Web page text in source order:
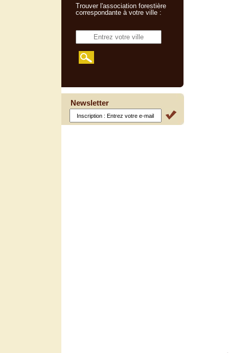
Trouver l'association forestière
correspondante à votre ville :
Newsletter